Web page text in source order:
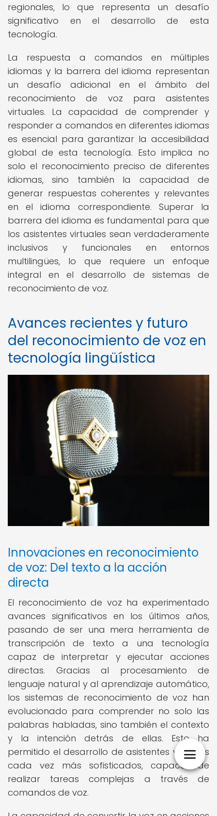
regionales, lo que representa un desafío
significativo en el desarrollo de esta
tecnología.
La respuesta a comandos en múltiples
idiomas y la barrera del idioma representan
un desafío adicional en el ámbito del
reconocimiento de voz para asistentes
virtuales. La capacidad de comprender y
responder a comandos en diferentes idiomas
es esencial para garantizar la accesibilidad
global de esta tecnología. Esto implica no
solo el reconocimiento preciso de diferentes
idiomas, sino también la capacidad de
generar respuestas coherentes y relevantes
en el idioma correspondiente. Superar la
barrera del idioma es fundamental para que
los asistentes virtuales sean verdaderamente
inclusivos y funcionales en entornos
multilingües, lo que requiere un enfoque
integral en el desarrollo de sistemas de
reconocimiento de voz.
Avances recientes y futuro
del reconocimiento de voz en
tecnología lingüística
Innovaciones en reconocimiento
de voz: Del texto a la acción
directa
El reconocimiento de voz ha experimentado
avances significativos en los últimos años,
pasando de ser una mera herramienta de
transcripción de texto a una tecnología
capaz de interpretar y ejecutar acciones
directas. Gracias al procesamiento de
lenguaje natural y al aprendizaje automático,
los sistemas de reconocimiento de voz han
evolucionado para comprender no solo las
palabras habladas, sino también el contexto
y la intención detrás de ellas. Esto ha
permitido el desarrollo de asistentes virtuales
cada vez más sofisticados, capaces de
realizar tareas complejas a través de
comandos de voz.